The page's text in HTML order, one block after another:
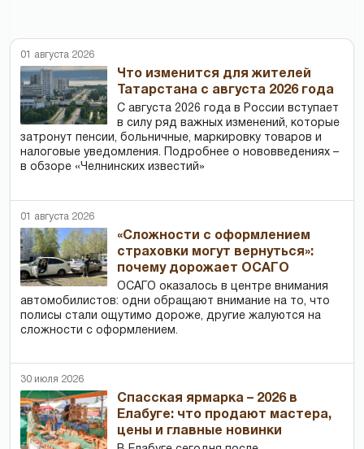
01 августа 2026
Что изменится для жителей
Татарстана с августа 2026 года
С августа 2026 года в России вступает
в силу ряд важных изменений, которые
затронут пенсии, больничные, маркировку товаров и
налоговые уведомления. Подробнее о нововведениях –
в обзоре «Челнинских известий»
01 августа 2026
«Сложности с оформлением
страховки могут вернуться»:
почему дорожает ОСАГО
ОСАГО оказалось в центре внимания
автомобилистов: одни обращают внимание на то, что
полисы стали ощутимо дороже, другие жалуются на
сложности с оформлением.
30 июля 2026
Спасская ярмарка – 2026 в
Елабуге: что продают мастера,
цены и главные новинки